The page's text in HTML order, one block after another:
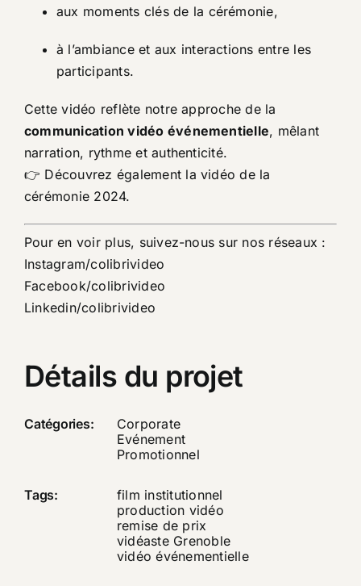
aux moments clés de la cérémonie,
à l’ambiance et aux interactions entre les
participants.
Cette vidéo reflète notre approche de la
communication vidéo événementielle, mêlant
narration, rythme et authenticité.
👉 Découvrez également la vidéo de la
cérémonie 2024.
Pour en voir plus, suivez-nous sur nos réseaux :
Instagram/colibrivideo
Facebook/colibrivideo
Linkedin/colibrivideo
Détails du projet
Catégories:
Corporate
Evénement
Promotionnel
Tags:
film institutionnel
production vidéo
remise de prix
vidéaste Grenoble
vidéo événementielle